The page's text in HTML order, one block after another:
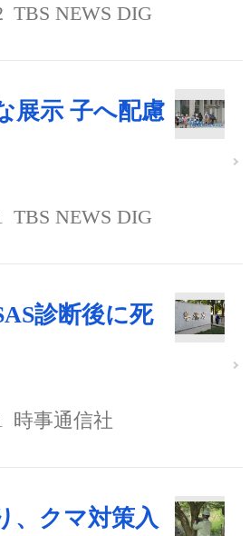
TBS NEWS DIG
展示 子へ配慮
TBS NEWS DIG
診断後に死
時事通信社
、クマ対策入